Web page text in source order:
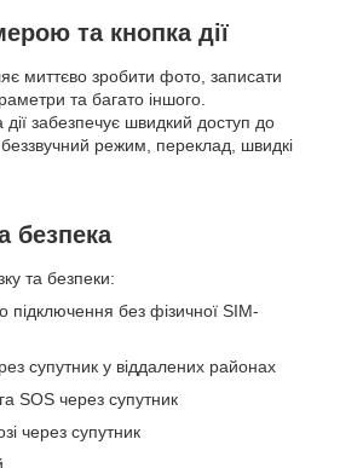
та кнопка дії
миттєво зробити фото, записати
та багато іншого.
забезпечує швидкий доступ до
режим, переклад, швидкі
безпека
та безпеки:
підключення без фізичної SIM-
супутник у віддалених районах
SOS через супутник
через супутник